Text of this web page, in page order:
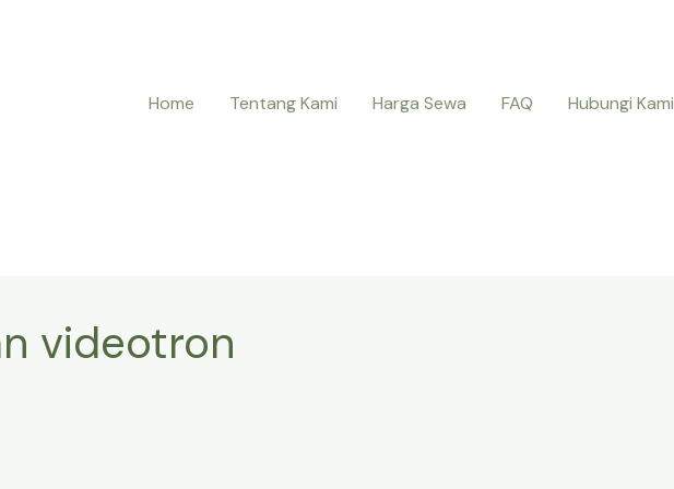
Home
Tentang Kami Harga Sewa FAQ Hubungi Kami
videotron